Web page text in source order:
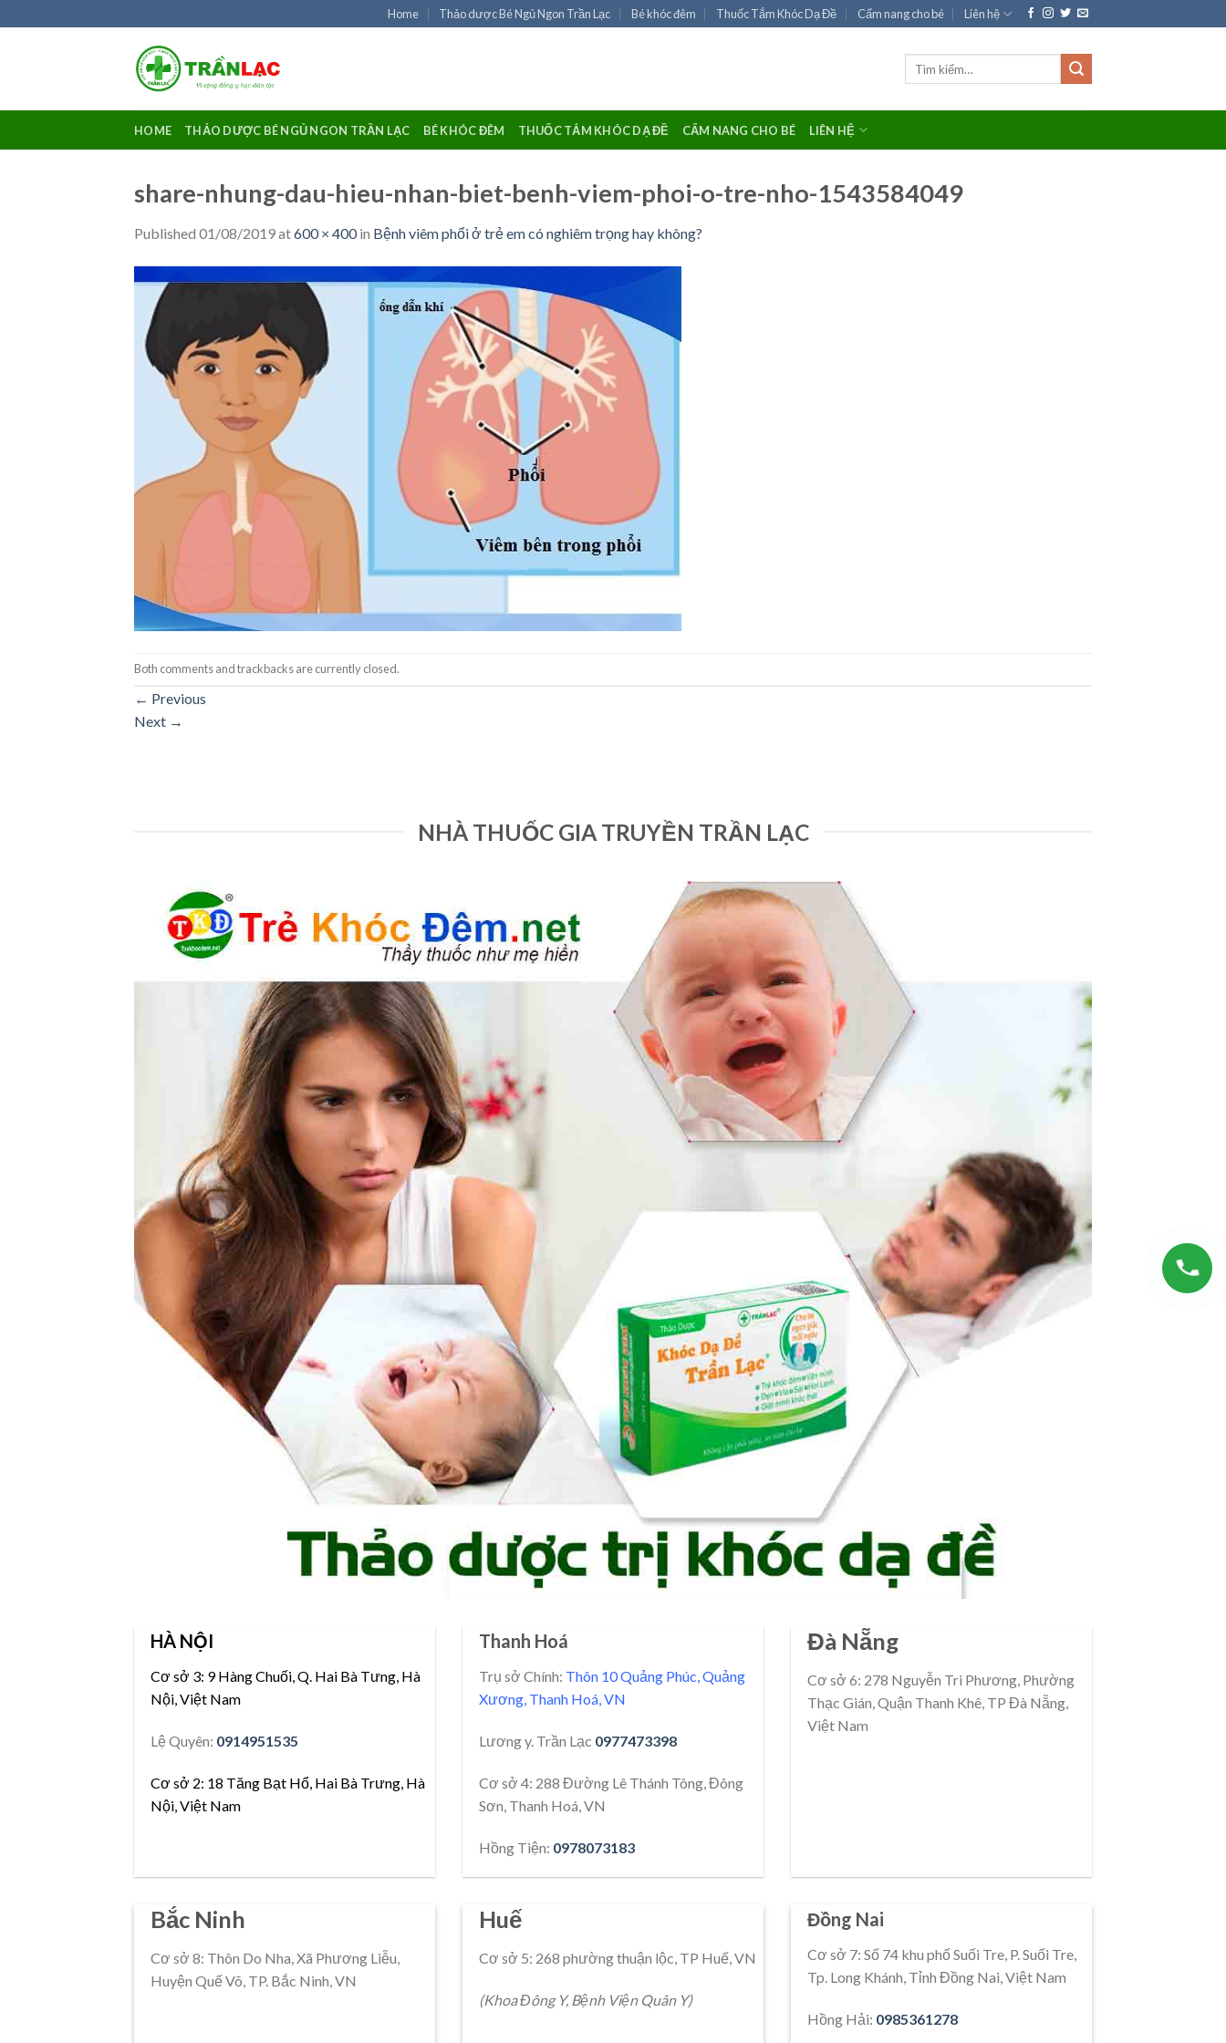
to
Home Thảo dược Bé Ngủ Ngon Trần Lạc Bé khóc đêm Thuốc Tắm Khóc Dạ Đề Cẩm nang cho bé Liên hệ
HOME THẢO DƯỢC BÉ NGỦ NGON TRẦN LẠC BÉ KHÓC ĐÊM THUỐC TẮM KHÓC DẠ ĐỀ CẨM NANG CHO BÉ LIÊN HỆ
share-nhung-dau-hieu-nhan-biet-benh-viem-phoi-o-tre-nho-1543584049
Published 01/08/2019at600 × 400in Bệnh viêm phổi ở trẻ em có nghiêm trọng hay không?
Both comments and trackbacks are currently closed.
← Previous
Next →
NHÀ THUỐC GIA TRUYỀN TRẦN LẠC
HÀ NỘI
Cơ sở 3: 9 Hàng Chuối, Q. Hai Bà Tưng, Hà
Nội, Việt Nam
Lệ Quyên: 0914951535
Cơ sở 2: 18 Tăng Bạt Hổ, Hai Bà Trưng, Hà
Nội, Việt Nam
Thanh Hoá
Trụ sở Chính: Thôn 10 Quảng Phúc, Quảng
Xương, Thanh Hoá, VN
Lương y. Trần Lạc 0977473398
Cơ sở 4: 288 Đường Lê Thánh Tông, Đông
Sơn, Thanh Hoá, VN
Hồng Tiện: 0978073183
Đà Nẵng
Cơ sở 6: 278 Nguyễn Tri Phương, Phường
Thạc Gián, Quận Thanh Khê, TP Đà Nẵng,
Việt Nam
Bắc Ninh
Cơ sở 8: Thôn Do Nha, Xã Phương Liễu,
Huyện Quế Võ, TP. Bắc Ninh, VN
Huế
Cơ sở 5: 268 phường thuận lộc, TP Huế, VN
(Khoa Đông Y, Bệnh Viện Quân Y)
Đồng Nai
Cơ sở 7: Số 74 khu phố Suối Tre, P. Suối Tre,
Tp. Long Khánh, Tỉnh Đồng Nai, Việt Nam
Hồng Hải: 0985361278